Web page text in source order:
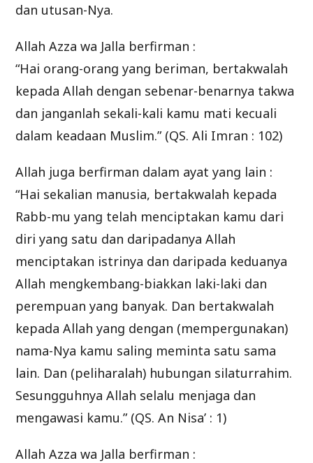
dan utusan-Nya.
Allah Azza wa Jalla berfirman :
“Hai orang-orang yang beriman, bertakwalah
kepada Allah dengan sebenar-benarnya takwa
dan janganlah sekali-kali kamu mati kecuali
dalam keadaan Muslim.” (QS. Ali Imran : 102)
Allah juga berfirman dalam ayat yang lain :
“Hai sekalian manusia, bertakwalah kepada
Rabb-mu yang telah menciptakan kamu dari
diri yang satu dan daripadanya Allah
menciptakan istrinya dan daripada keduanya
Allah mengkembang-biakkan laki-laki dan
perempuan yang banyak. Dan bertakwalah
kepada Allah yang dengan (mempergunakan)
nama-Nya kamu saling meminta satu sama
lain. Dan (peliharalah) hubungan silaturrahim.
Sesungguhnya Allah selalu menjaga dan
mengawasi kamu.” (QS. An Nisa’ : 1)
Allah Azza wa Jalla berfirman :